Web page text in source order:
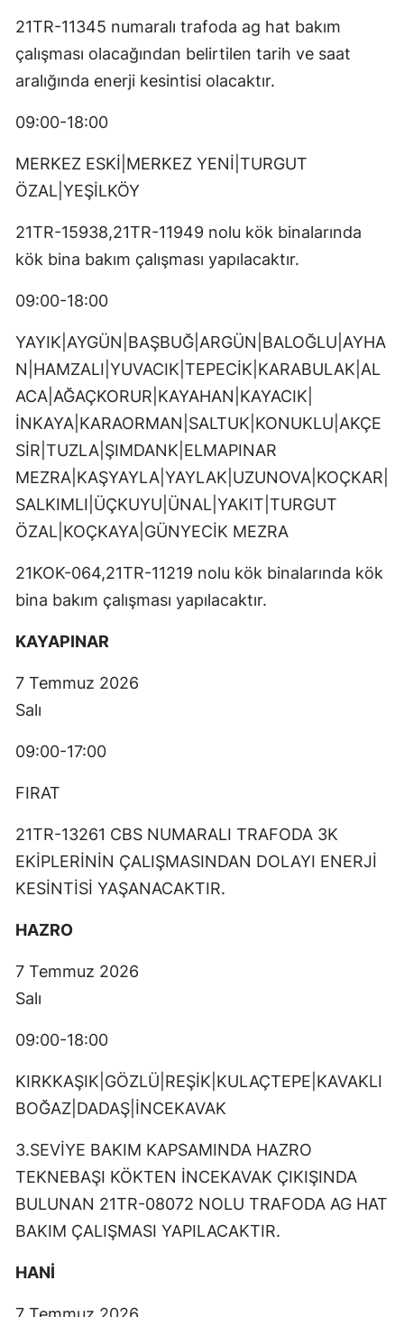
21TR-11345 numaralı trafoda ag hat bakım
çalışması olacağından belirtilen tarih ve saat
aralığında enerji kesintisi olacaktır.
09:00-18:00
MERKEZ ESKİ|MERKEZ YENİ|TURGUT
ÖZAL|YEŞİLKÖY
21TR-15938,21TR-11949 nolu kök binalarında
kök bina bakım çalışması yapılacaktır.
09:00-18:00
YAYIK|AYGÜN|BAŞBUĞ|ARGÜN|BALOĞLU|AYHA
N|HAMZALI|YUVACIK|TEPECİK|KARABULAK|AL
ACA|AĞAÇKORUR|KAYAHAN|KAYACIK|
İNKAYA|KARAORMAN|SALTUK|KONUKLU|AKÇE
SİR|TUZLA|ŞIMDANK|ELMAPINAR
MEZRA|KAŞYAYLA|YAYLAK|UZUNOVA|KOÇKAR|
SALKIMLI|ÜÇKUYU|ÜNAL|YAKIT|TURGUT
ÖZAL|KOÇKAYA|GÜNYECİK MEZRA
21KOK-064,21TR-11219 nolu kök binalarında kök
bina bakım çalışması yapılacaktır.
KAYAPINAR
7 Temmuz 2026
Salı
09:00-17:00
FIRAT
21TR-13261 CBS NUMARALI TRAFODA 3K
EKİPLERİNİN ÇALIŞMASINDAN DOLAYI ENERJİ
KESİNTİSİ YAŞANACAKTIR.
HAZRO
7 Temmuz 2026
Salı
09:00-18:00
KIRKKAŞIK|GÖZLÜ|REŞİK|KULAÇTEPE|KAVAKLI
BOĞAZ|DADAŞ|İNCEKAVAK
3.SEVİYE BAKIM KAPSAMINDA HAZRO
TEKNEBAŞI KÖKTEN İNCEKAVAK ÇIKIŞINDA
BULUNAN 21TR-08072 NOLU TRAFODA AG HAT
BAKIM ÇALIŞMASI YAPILACAKTIR.
HANİ